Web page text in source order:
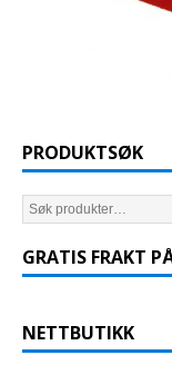
PRODUKTSØK
GRATIS FRAKT
NETTBUTIKK